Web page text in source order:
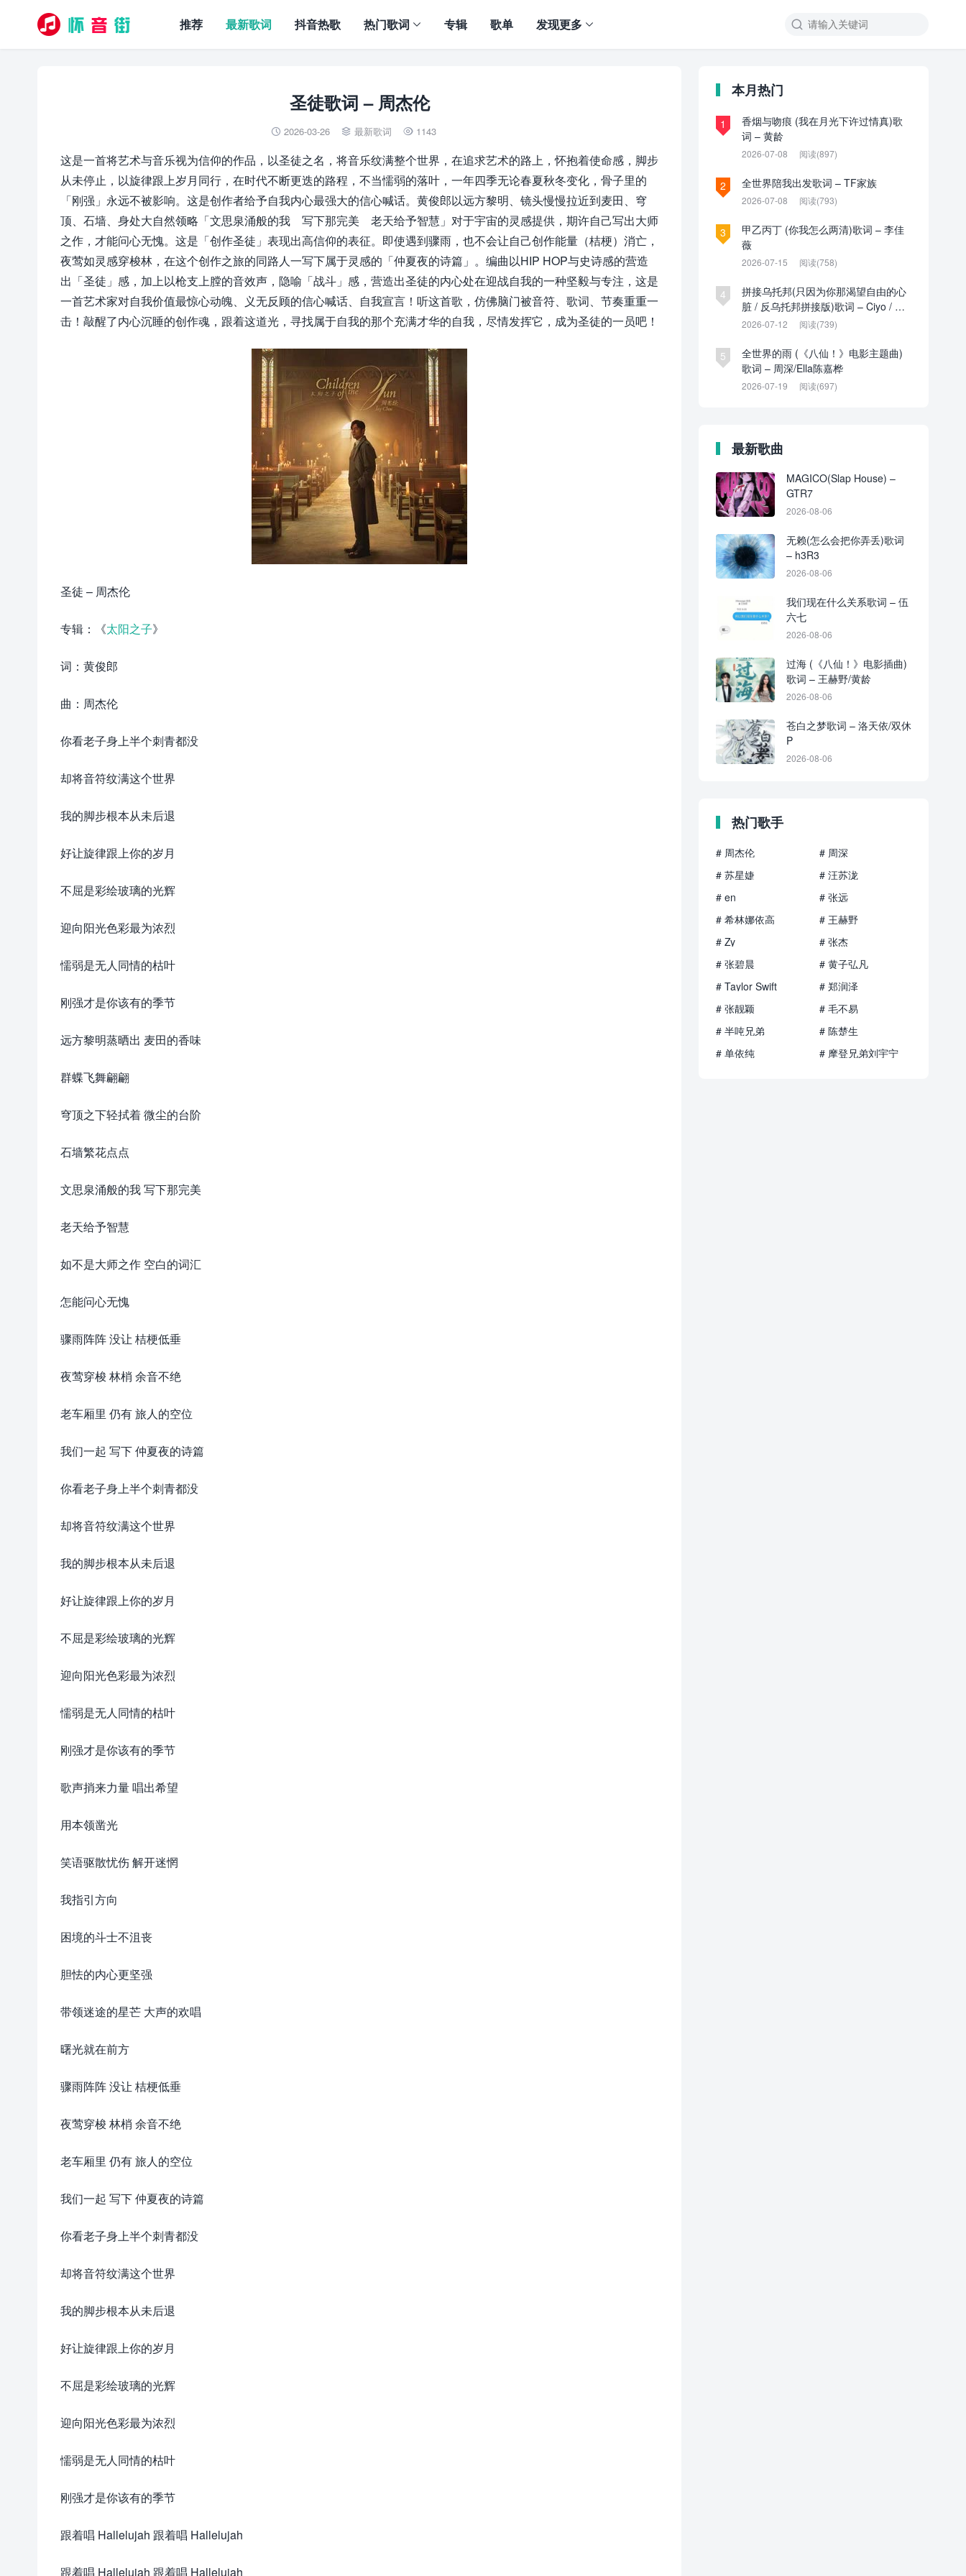

推荐 最新歌词 抖音热歌 热门歌词 专辑 歌单 发现更多
圣徒歌词 – 周杰伦
 2026-03-26  最新歌词  1143
这是一首将艺术与音乐视为信仰的作品，以圣徒之名，将音乐纹满整个世界，在追求艺术的路上，怀抱着使命感，脚步
从未停止，以旋律跟上岁月同行，在时代不断更迭的路程，不当懦弱的落叶，一年四季无论春夏秋冬变化，骨子里的
「刚强」永远不被影响。这是创作者给予自我内心最强大的信心喊话。黄俊郎以远方黎明、镜头慢慢拉近到麦田、穹
顶、石墙、身处大自然领略「文思泉涌般的我 写下那完美 老天给予智慧」对于宇宙的灵感提供，期许自己写出大师
之作，才能问心无愧。这是「创作圣徒」表现出高信仰的表征。即使遇到骤雨，也不会让自己创作能量（桔梗）消亡，
夜莺如灵感穿梭林，在这个创作之旅的同路人一写下属于灵感的「仲夏夜的诗篇」。编曲以HIP HOP与史诗感的营造
出「圣徒」感，加上以枪支上膛的音效声，隐喻「战斗」感，营造出圣徒的内心处在迎战自我的一种坚毅与专注，这是
一首艺术家对自我价值最惊心动魄、义无反顾的信心喊话、自我宣言！听这首歌，仿佛脑门被音符、歌词、节奏重重一
击！敲醒了内心沉睡的创作魂，跟着这道光，寻找属于自我的那个充满才华的自我，尽情发挥它，成为圣徒的一员吧！
圣徒 – 周杰伦
专辑：《太阳之子》
词：黄俊郎
曲：周杰伦
你看老子身上半个刺青都没
却将音符纹满这个世界
我的脚步根本从未后退
好让旋律跟上你的岁月
不屈是彩绘玻璃的光辉
迎向阳光色彩最为浓烈
懦弱是无人同情的枯叶
刚强才是你该有的季节
远方黎明蒸晒出 麦田的香味
群蝶飞舞翩翩
穹顶之下轻拭着 微尘的台阶
石墙繁花点点
文思泉涌般的我 写下那完美
老天给予智慧
如不是大师之作 空白的词汇
怎能问心无愧
骤雨阵阵 没让 桔梗低垂
夜莺穿梭 林梢 余音不绝
老车厢里 仍有 旅人的空位
我们一起 写下 仲夏夜的诗篇
你看老子身上半个刺青都没
却将音符纹满这个世界
我的脚步根本从未后退
好让旋律跟上你的岁月
不屈是彩绘玻璃的光辉
迎向阳光色彩最为浓烈
懦弱是无人同情的枯叶
刚强才是你该有的季节
歌声捎来力量 唱出希望
用本领凿光
笑语驱散忧伤 解开迷惘
我指引方向
困境的斗士不沮丧
胆怯的内心更坚强
带领迷途的星芒 大声的欢唱
曙光就在前方
骤雨阵阵 没让 桔梗低垂
夜莺穿梭 林梢 余音不绝
老车厢里 仍有 旅人的空位
我们一起 写下 仲夏夜的诗篇
你看老子身上半个刺青都没
却将音符纹满这个世界
我的脚步根本从未后退
好让旋律跟上你的岁月
不屈是彩绘玻璃的光辉
迎向阳光色彩最为浓烈
懦弱是无人同情的枯叶
刚强才是你该有的季节
跟着唱 Hallelujah 跟着唱 Hallelujah
跟着唱 Hallelujah 跟着唱 Hallelujah
本月热门
1
香烟与吻痕 (我在月光下许过情真)歌
词 – 黄龄
2026-07-08 阅读(897)
2 全世界陪我出发歌词 – TF家族
2026-07-08 阅读(793)
3
甲乙丙丁 (你我怎么两清)歌词 – 李佳
薇
2026-07-15 阅读(758)
4
拼接乌托邦(只因为你那渴望自由的心
脏 / 反乌托邦拼接版)歌词 – Ciyo / 见
过夏天P / 乌托邦P
2026-07-12 阅读(739)
5
全世界的雨 (《八仙！》电影主题曲)
歌词 – 周深/Ella陈嘉桦
2026-07-19 阅读(697)
最新歌曲
MAGICO(Slap House) –
GTR7
2026-08-06
无赖(怎么会把你弄丢)歌词
– h3R3
2026-08-06
我们现在什么关系歌词 – 伍
六七
2026-08-06
过海 (《八仙！》电影插曲)
歌词 – 王赫野/黄龄
2026-08-06
苍白之梦歌词 – 洛天依/双休
P
2026-08-06
热门歌手
# 周杰伦
# 周深
# 苏星婕
# 汪苏泷
# en
# 张远
# 希林娜依高
# 王赫野
# Zy
# 张杰
# 张碧晨
# 黄子弘凡
# Taylor Swift
# 郑润泽
# 张靓颖
# 毛不易
# 半吨兄弟
# 陈楚生
# 单依纯
# 摩登兄弟刘宇宁